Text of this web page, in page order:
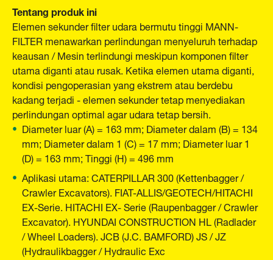
Tentang produk ini
Elemen sekunder filter udara bermutu tinggi MANN-
FILTER menawarkan perlindungan menyeluruh terhadap
keausan / Mesin terlindungi meskipun komponen filter
utama diganti atau rusak. Ketika elemen utama diganti,
kondisi pengoperasian yang ekstrem atau berdebu
kadang terjadi - elemen sekunder tetap menyediakan
perlindungan optimal agar udara tetap bersih.
Diameter luar (A) = 163 mm; Diameter dalam (B) = 134
mm; Diameter dalam 1 (C) = 17 mm; Diameter luar 1
(D) = 163 mm; Tinggi (H) = 496 mm
Aplikasi utama: CATERPILLAR 300 (Kettenbagger /
Crawler Excavators). FIAT-ALLIS/GEOTECH/HITACHI
EX-Serie. HITACHI EX- Serie (Raupenbagger / Crawler
Excavator). HYUNDAI CONSTRUCTION HL (Radlader
/ Wheel Loaders). JCB (J.C. BAMFORD) JS / JZ
(Hydraulikbagger / Hydraulic Exc